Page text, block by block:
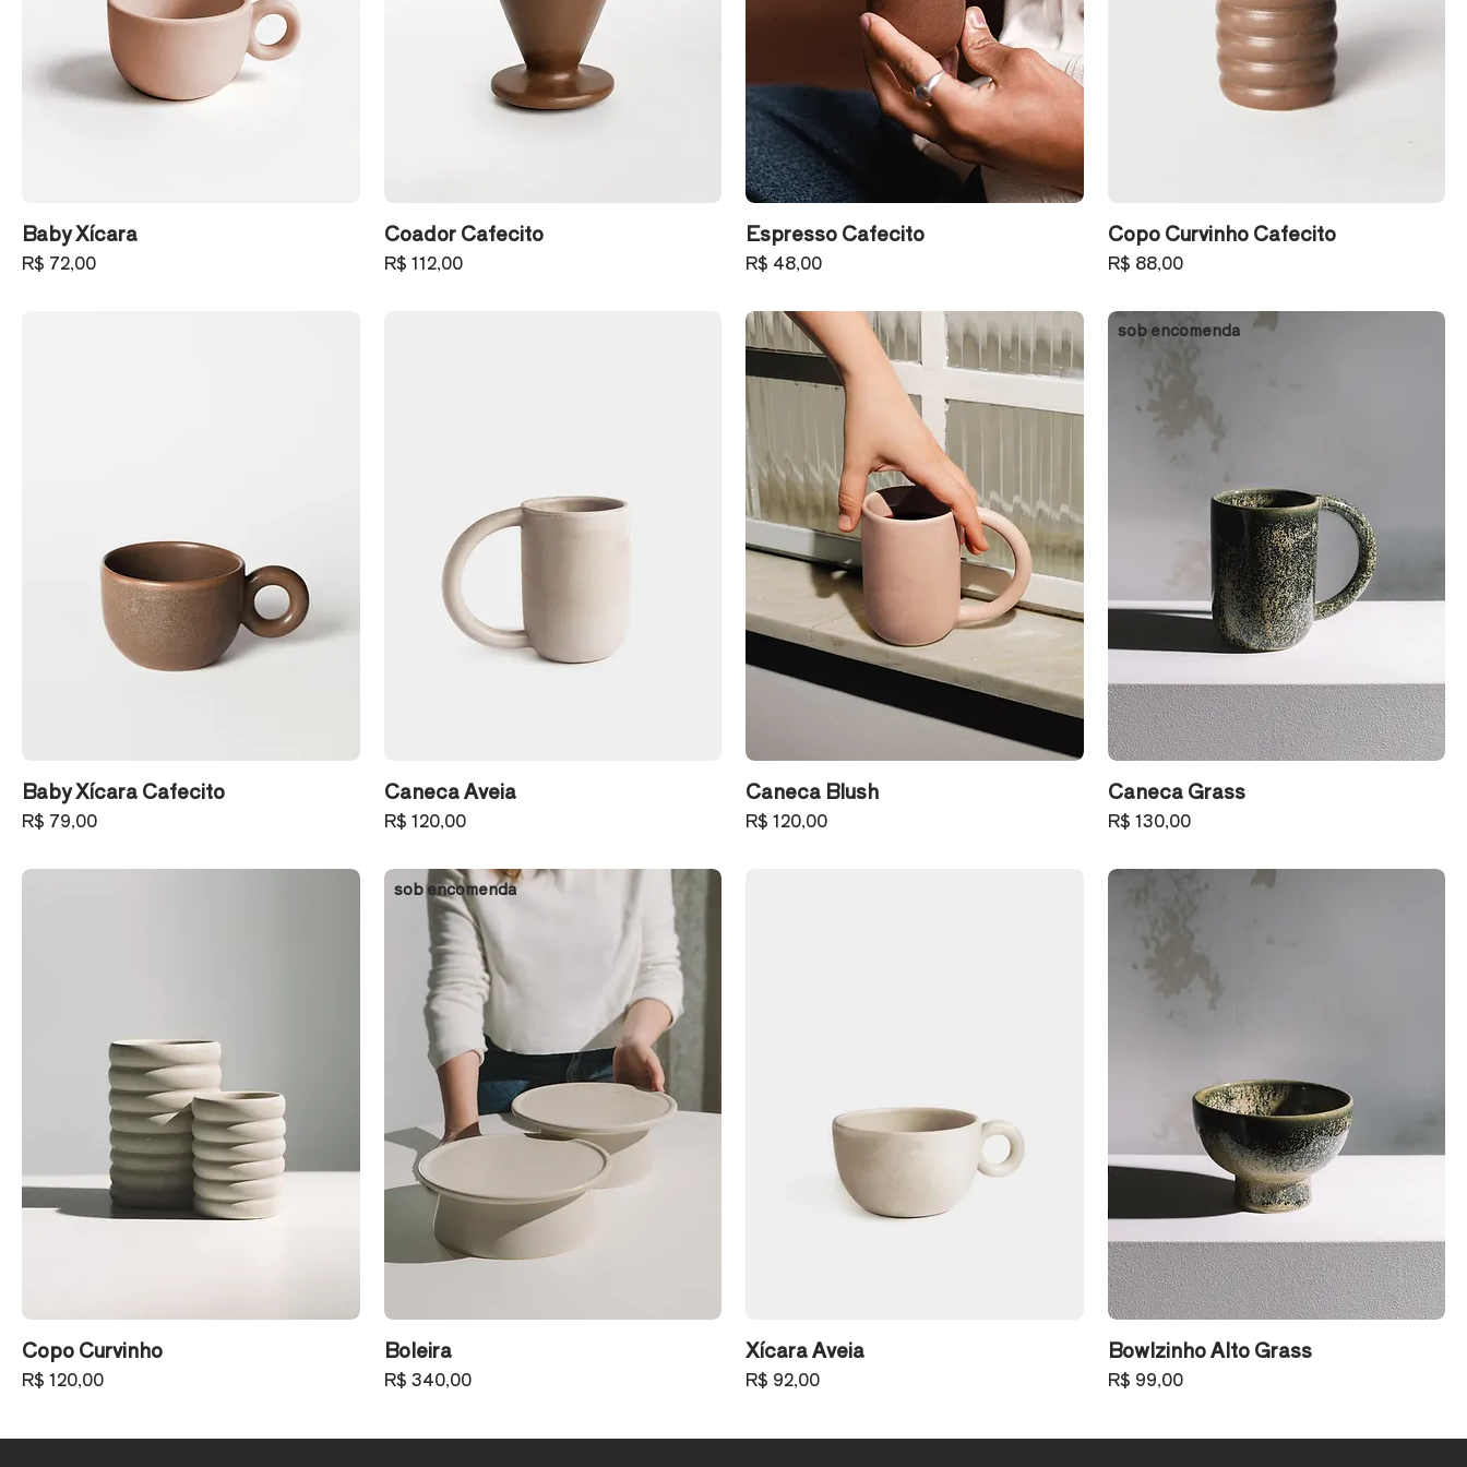
Baby Xícara
Preço
R$ 72,00
Coador Cafecito
Preço
R$ 112,00
Espresso Cafecito
Preço
R$ 48,00
Copo Curvinho Cafecito
Preço
R$ 88,00
Baby Xícara Cafecito
Preço
R$ 79,00
Caneca Aveia
Preço
R$ 120,00
Caneca Blush
Preço
R$ 120,00
sob encomenda
Caneca Grass
Preço
R$ 130,00
Copo Curvinho
Preço
R$ 120,00
sob encomenda
Boleira
Preço
R$ 340,00
Xícara Aveia
Preço
R$ 92,00
Bowlzinho Alto Grass
Preço
R$ 99,00